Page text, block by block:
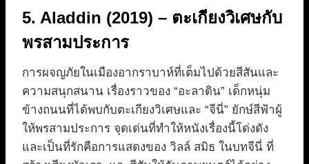
5. Aladdin (2019) – ตะเกียงวิเศษกับ
พรสามประการ
การผจญภัยในเมืองอากราบาห์ที่เต็มไปด้วยสีสันและ
ความสนุกสนาน เรื่องราวของ “อะลาดิน” เด็กหนุ่ม
ข้างถนนที่ได้พบกับตะเกียงวิเศษและ “จีนี่” ยักษ์สีฟ้าผู้
ให้พรสามประการ จุดเด่นที่ทำให้หนังเรื่องนี้โด่งดัง
และเป็นที่รักคือการแสดงของ วิลล์ สมิธ ในบทจีนี่ ที่